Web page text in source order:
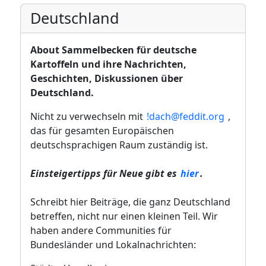
Deutschland
AboutSammelbecken für deutsche
Kartoffeln und ihre Nachrichten,
Geschichten, Diskussionen über
Deutschland.
Nicht zu verwechseln mit !dach@feddit.org ,
das für gesamten Europäischen
deutschsprachigen Raum zuständig ist.
Einsteigertipps für Neue gibt es hier.
Schreibt hier Beiträge, die ganz Deutschland
betreffen, nicht nur einen kleinen Teil. Wir
haben andere Communities für
Bundesländer und Lokalnachrichten: